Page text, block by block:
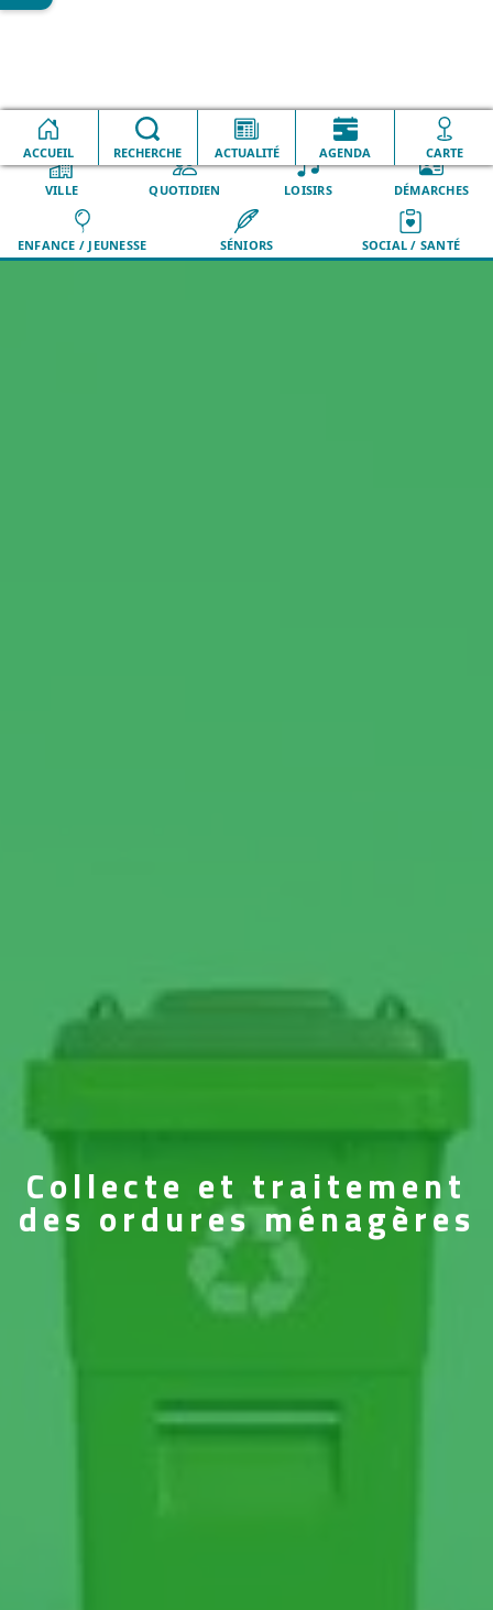
ACCUEIL RECHERCHE ACTUALITÉ AGENDA CARTE
Accueil Environnement Collecte et traitement des ordures
ménagères
VILLE QUOTIDIEN LOISIRS DÉMARCHES
ENFANCE / JEUNESSE SÉNIORS SOCIAL / SANTÉ
Collecte et traitement
des ordures ménagères